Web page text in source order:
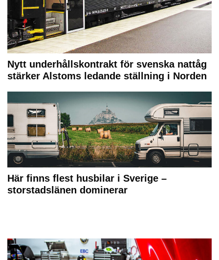
Nytt underhållskontrakt för svenska nattåg
stärker Alstoms ledande ställning i Norden
Här finns flest husbilar i Sverige –
storstadslänen dominerar